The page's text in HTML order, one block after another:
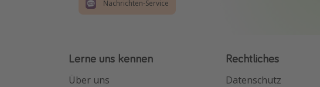
Nachrichten-Service
Lerne uns kennen
Über uns
Rechtliches
Datenschutz